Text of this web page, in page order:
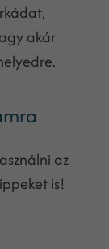
akár
az
is!